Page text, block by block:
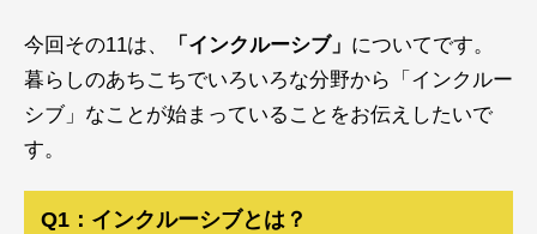
今回その11は、 「インクルーシブ」 についてです。
暮らしのあちこちでいろいろな分野から「インクルー
シブ」なことが始まっていることをお伝えしたいで
す。
Q1：インクルーシブとは？